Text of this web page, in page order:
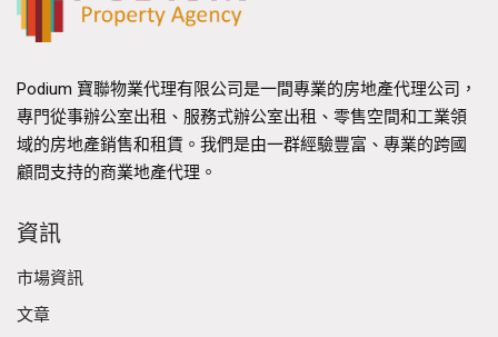
Podium 寶聯物業代理有限公司是一間專業的房地產代理公司，
專門從事辦公室出租、服務式辦公室出租、零售空間和工業領
域的房地產銷售和租賃。我們是由一群經驗豐富、專業的跨國
顧問支持的商業地產代理。
資訊
市場資訊
文章